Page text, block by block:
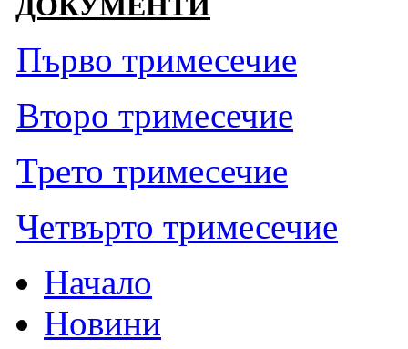
Първо тримесечие
Второ тримесечие
Трето тримесечие
Четвърто тримесечие
Начало
Новини